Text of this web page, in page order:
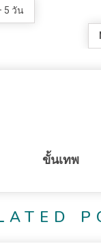
5 วัน
ขั้นเทพ